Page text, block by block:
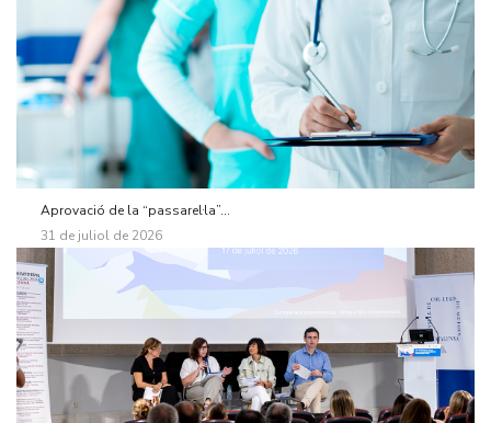
Aprovació de la “passarel·la”...
31 de juliol de 2026